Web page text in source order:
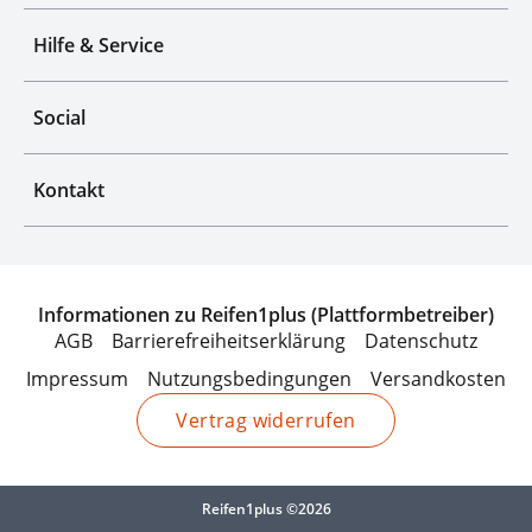
Hilfe & Service
Social
Kontakt
Informationen zu Reifen1plus (Plattformbetreiber)
AGB
Barrierefreiheitserklärung
Datenschutz
Impressum
Nutzungsbedingungen
Versandkosten
Vertrag widerrufen
Reifen1plus ©2026